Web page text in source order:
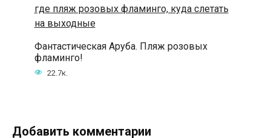
Фантастическая Аруба. Пляж розовых
фламинго!
22.7к.
Добавить комментарии